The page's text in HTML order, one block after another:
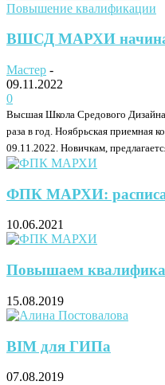
Повышение квалификации
ВШСД МАРХИ
Мастер -
09.11.2022
0
Высшая Школа Средового
раза в год. Ноябрьская приемная
09.11.2022. Новичкам,
ФПК МАРХИ:
10.06.2021
Повышаем
15.08.2019
BIM для ГИПа
07.08.2019